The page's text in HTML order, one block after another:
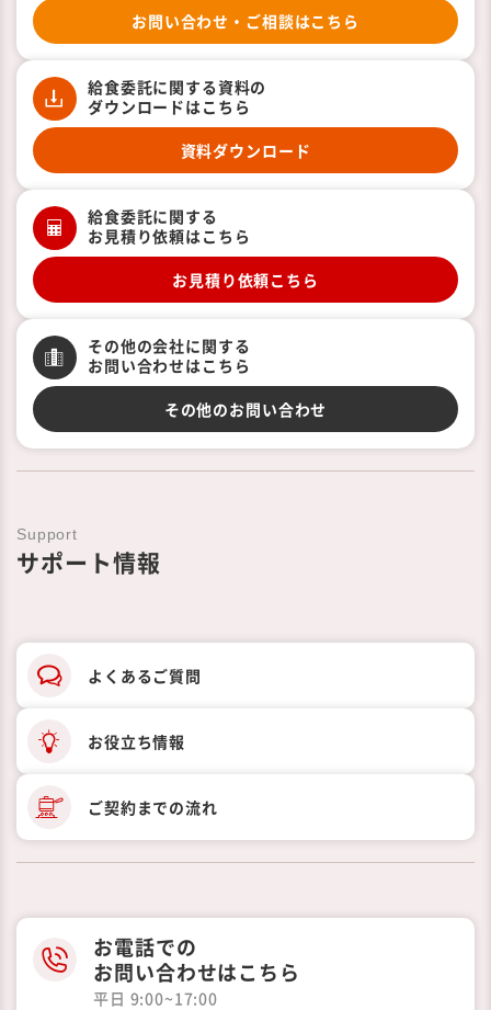
お問い合わせ・ご相談はこちら
給食委託に関する資料の
ダウンロードはこちら
資料ダウンロード
給食委託に関する
お見積り依頼はこちら
お見積り依頼こちら
その他の会社に関する
お問い合わせはこちら
その他のお問い合わせ
Support
サポート情報
よくあるご質問
お役立ち情報
ご契約までの流れ
お電話での
お問い合わせはこちら
平日 9:00~17:00